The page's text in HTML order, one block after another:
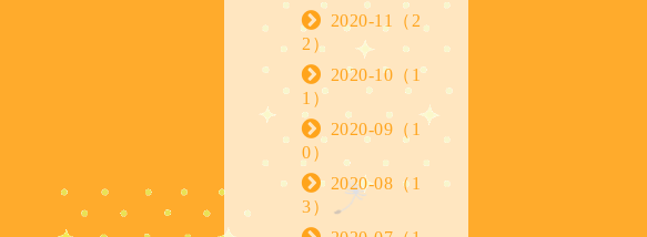
2020-11（2
2）
2020-10（1
1）
2020-09（1
0）
2020-08（1
3）